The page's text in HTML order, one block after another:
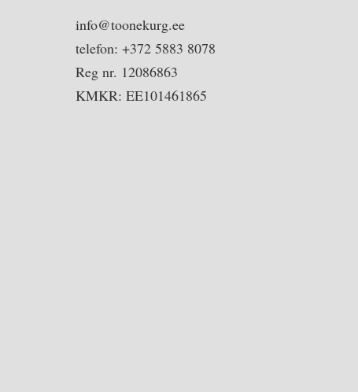
info@toonekurg.ee
telefon: +372 5883 8078
Reg nr. 12086863
KMKR: EE101461865